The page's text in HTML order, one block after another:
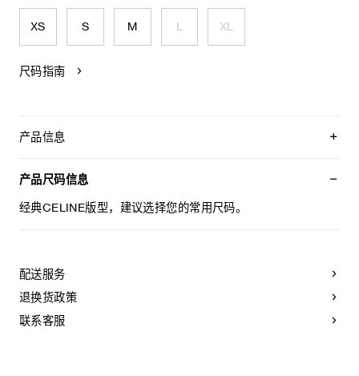
XS S M L XL
尺码指南
产品信息
TRIOMPHE贴饰
圆领
产品尺码信息
经典CELINE版型，建议选择您的常用尺码。
配送服务
退换货政策
联系客服